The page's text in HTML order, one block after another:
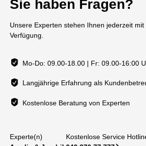
Sie haben Fragen?
Unsere Experten stehen Ihnen jederzeit mit
Verfügung.
Mo-Do: 09.00-18.00 | Fr: 09.00-16:00
Langjährige Erfahrung als
Kostenlose Beratung von Experten
Experte(n)
Kostenlose Service